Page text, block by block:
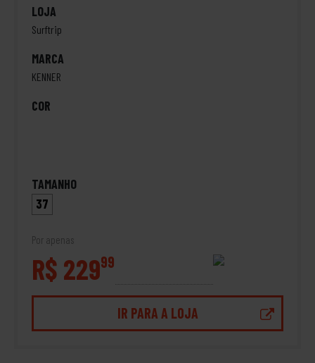
LOJA
Surftrip
MARCA
KENNER
COR
TAMANHO
37
Por apenas
R$ 22999
IR PARA A LOJA